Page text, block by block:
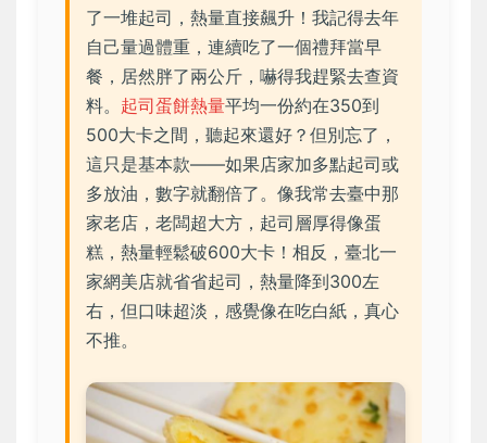
了一堆起司，熱量直接飆升！我記得去年
自己量過體重，連續吃了一個禮拜當早
餐，居然胖了兩公斤，嚇得我趕緊去查資
料。 起司蛋餅熱量平均一份約在350到
500大卡之間，聽起來還好？但別忘了，
這只是基本款——如果店家加多點起司或
多放油，數字就翻倍了。像我常去臺中那
家老店，老闆超大方，起司層厚得像蛋
糕，熱量輕鬆破600大卡！相反，臺北一
家網美店就省省起司，熱量降到300左
右，但口味超淡，感覺像在吃白紙，真心
不推。